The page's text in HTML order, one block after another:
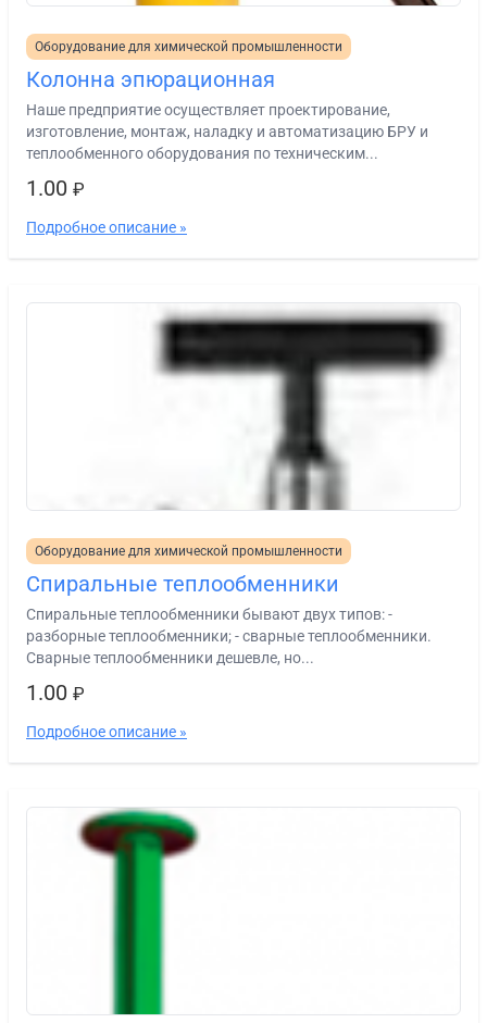
Оборудование для химической промышленности
Колонна эпюрационная
Наше предприятие осуществляет проектирование,
изготовление, монтаж, наладку и автоматизацию БРУ и
теплообменного оборудования по техническим...
1.00 ₽
Подробное описание »
Оборудование для химической промышленности
Спиральные теплообменники
Спиральные теплообменники бывают двух типов: -
разборные теплообменники; - сварные теплообменники.
Сварные теплообменники дешевле, но...
1.00 ₽
Подробное описание »